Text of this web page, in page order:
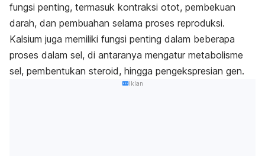
fungsi penting, termasuk kontraksi otot, pembekuan
darah, dan pembuahan selama proses reproduksi.
Kalsium juga memiliki fungsi penting dalam beberapa
proses dalam sel, di antaranya mengatur metabolisme
sel, pembentukan steroid, hingga pengekspresian gen.
Iklan